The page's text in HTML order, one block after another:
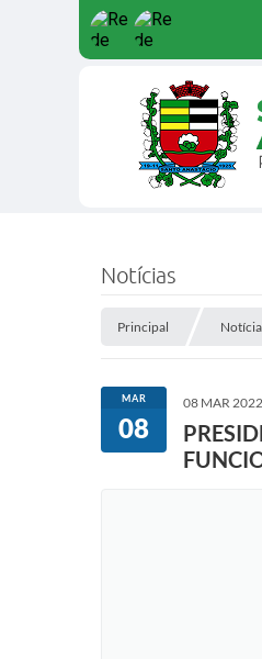
Notícias
Principal
MAR
08
08 MAR 2022